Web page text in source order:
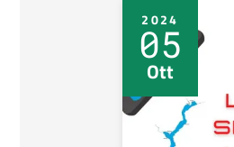
2024
05
Ott